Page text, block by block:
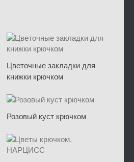
Цветочные закладки для
книжки крючком
Розовый куст крючком